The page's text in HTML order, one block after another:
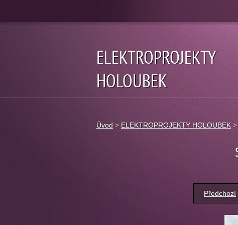
ELEKTROPROJEKTY
HOLOUBEK
Úvod > ELEKTROPROJEKTY HOLOUBEK >
Předchozí